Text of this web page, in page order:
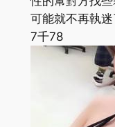
可能就不再執
7千78